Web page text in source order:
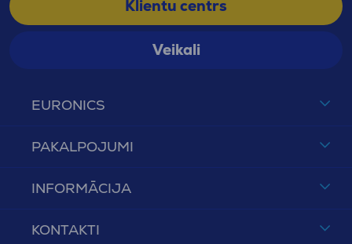
EURONICS
PAKALPOJUMI
INFORMĀCIJA
KONTAKTI
Klientu centrs
Veikali